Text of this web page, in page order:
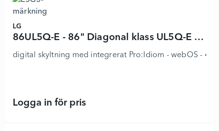
LG
86UL5Q-E - 86" Diagonal klass UL5Q-E Series LED-bakgrundsbelyst LCD-skärm
digital skyltning med integrerat Pro:Idiom - webOS - 4K
Logga in för pris86UL5Q-E - 86" Diagonal klass